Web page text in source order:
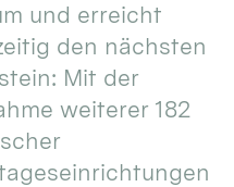
und erreicht
den nächsten
Mit der
weiterer 182